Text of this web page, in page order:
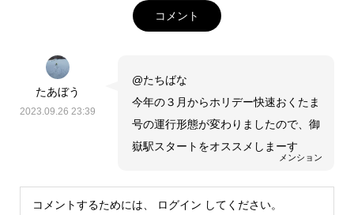
コメント
たあぼう
2023.09.26 23:39
メンション
@たちばな
今年の３月からホリデー快速おくたま
号の運行形態が変わりましたので、御
嶽駅スタートをオススメしまーす
コメントするためには、 ログイン してください。